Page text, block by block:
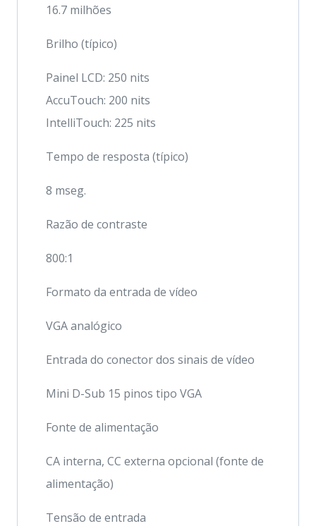
16.7 milhões
Brilho (típico)
Painel LCD: 250 nits
AccuTouch: 200 nits
IntelliTouch: 225 nits
Tempo de resposta (típico)
8 mseg.
Razão de contraste
800:1
Formato da entrada de vídeo
VGA analógico
Entrada do conector dos sinais de vídeo
Mini D-Sub 15 pinos tipo VGA
Fonte de alimentação
CA interna, CC externa opcional (fonte de
alimentação)
Tensão de entrada